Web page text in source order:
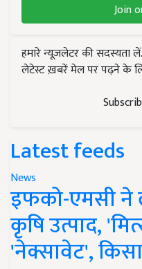
Join
हमारे न्यूज़लेटर की सदस्यता
लेटेस्ट ख़बरें मेल पर पढ़ने के
Latest feeds
News
इफको-एमसी ने
कृषि उत्पाद,
'नेक्सावेट',